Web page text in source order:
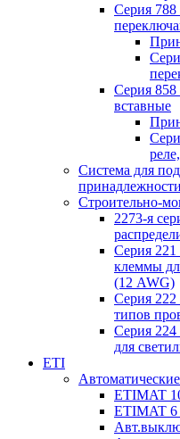
Серия
Серия
вставные
Система для
Строительно-
2273-я
Серия
клеммы
(12 AWG)
Серия
типов
Серия
для
ETI
ETIMAT
ETIMAT